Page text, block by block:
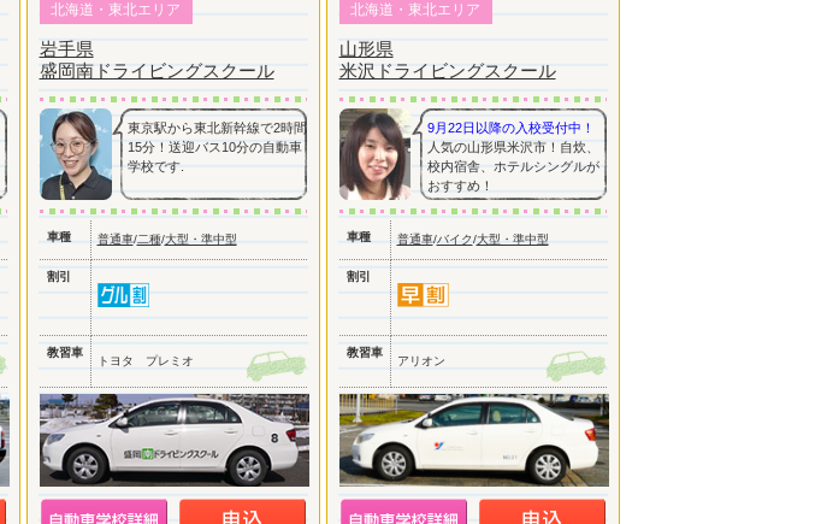
北海道・東北エリア
岩手県
盛岡南ドライビングスクール
東京駅から東北新幹線で2時間
15分！送迎バス10分の自動車
学校です.
車種 普通車/二種/大型・準中型
割引
教習車
トヨタ プレミオ
北海道・東北エリア
山形県
米沢ドライビングスクール
9月22日以降の入校受付中！
人気の山形県米沢市！自炊、
校内宿舎、ホテルシングルが
おすすめ！
車種 普通車/バイク/大型・準中型
割引
教習車
アリオン